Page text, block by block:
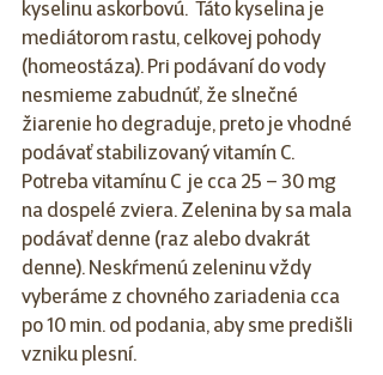
kyselinu askorbovú.  Táto kyselina je
mediátorom rastu, celkovej pohody
(homeostáza). Pri podávaní do vody
nesmieme zabudnúť, že slnečné
žiarenie ho degraduje, preto je vhodné
podávať stabilizovaný vitamín C.
Potreba vitamínu C  je cca 25 – 30 mg
na dospelé zviera. Zelenina by sa mala
podávať denne (raz alebo dvakrát
denne). Neskŕmenú zeleninu vždy
vyberáme z chovného zariadenia cca
po 10 min. od podania, aby sme predišli
vzniku plesní.